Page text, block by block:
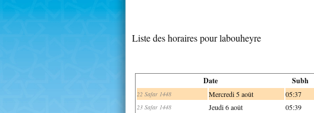
Liste des horaires pour labouheyre
Date Subh
22 Safar 1448 Mercredi 5 août 05:37
23 Safar 1448 Jeudi 6 août 05:39